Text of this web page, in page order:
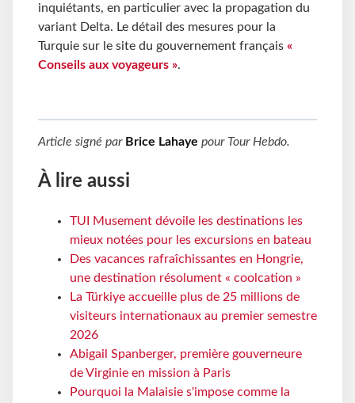
inquiétants, en particulier avec la propagation du
variant Delta. Le détail des mesures pour la
Turquie sur le site du gouvernement français «
Conseils aux voyageurs ».
Article signé par Brice Lahaye pour Tour Hebdo.
À lire aussi
TUI Musement dévoile les destinations les
mieux notées pour les excursions en bateau
Des vacances rafraîchissantes en Hongrie,
une destination résolument « coolcation »
La Türkiye accueille plus de 25 millions de
visiteurs internationaux au premier semestre
2026
Abigail Spanberger, première gouverneure
de Virginie en mission à Paris
Pourquoi la Malaisie s'impose comme la